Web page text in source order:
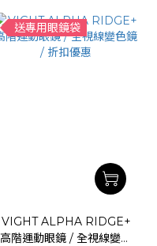
送專用眼鏡袋
VIGHT ALPHA RIDGE+
高階運動眼鏡 / 全視線變色